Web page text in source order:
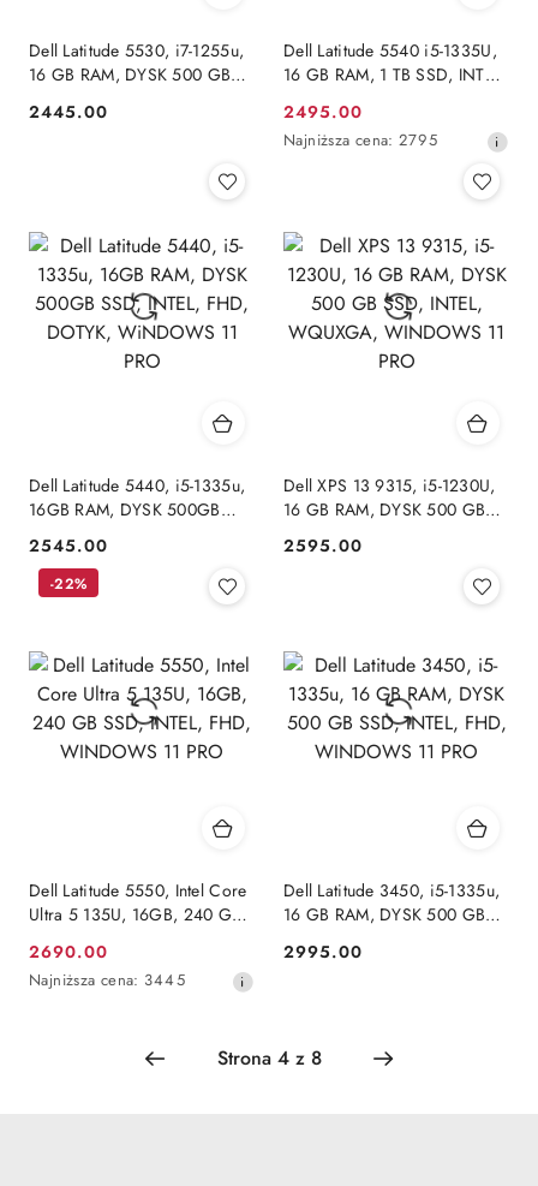
Dell Latitude 5530, i7-1255u,
16 GB RAM, DYSK 500 GB
11 Pro
Cena:
2445.00
Dell Latitude 5540 i5-1335U,
16 GB RAM, 1 TB SSD, INTEL,
Cena
promocyjna:
2495.00
Najniższa
przed
obniżką
Najniższa cena: 2795
Dell Latitude 5440, i5-1335u,
16GB RAM, DYSK 500GB
WiNDOWS 11 PRO
Cena:
2545.00
Dell XPS 13 9315, i5-1230U,
16 GB RAM, DYSK 500 GB
WINDOWS 11 PRO
Cena:
2595.00
Dell Latitude 5550, Intel Core
Ultra 5 135U, 16GB, 240 GB
WINDOWS 11 PRO
Cena
promocyjna:
2690.00
Najniższa
Najniższa cena: 3445
-22%
Dell Latitude 3450, i5-1335u,
16 GB RAM, DYSK 500 GB
WINDOWS 11 PRO
Cena:
2995.00